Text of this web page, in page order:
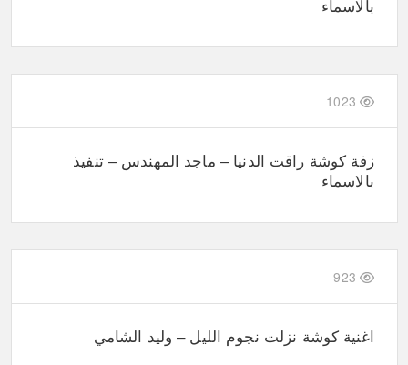
بالاسماء
1023
زفة كوشة راقت الدنيا – ماجد المهندس – تنفيذ
بالاسماء
923
اغنية كوشة نزلت نجوم الليل – وليد الشامي